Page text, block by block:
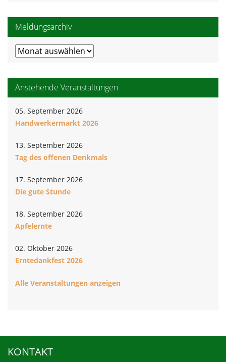
Meldungsarchiv
Meldungsarchiv
Anstehende Veranstaltungen
05. September 2026
Handwerkermarkt 2026
13. September 2026
Tag des offenen Denkmals
17. September 2026
Die gute Stunde
18. September 2026
Apfelernte
02. Oktober 2026
Erntedankfest 2026
Alle Veranstaltungen anzeigen
KONTAKT